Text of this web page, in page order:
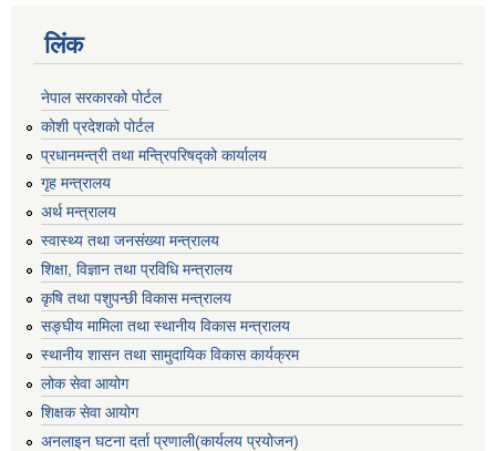
लिंक
नेपाल सरकारको पोर्टल
कोशी प्रदेशको पोर्टल
प्रधानमन्‍त्री तथा मन्‍त्रिपरिषद्को कार्यालय
गृह मन्‍त्रालय
अर्थ मन्त्रालय
स्वास्थ्य तथा जनसंख्या मन्त्रालय
शिक्षा, विज्ञान तथा प्रविधि मन्त्रालय
कृषि तथा पशुपन्छी विकास मन्त्रालय
सङ्घीय मामिला तथा स्थानीय विकास मन्त्रालय
स्थानीय शासन तथा सामुदायिक विकास कार्यक्रम
लोक सेवा आयोग
शिक्षक सेवा आयोग
अनलाइन घटना दर्ता प्रणाली(कार्यलय प्रयोजन)